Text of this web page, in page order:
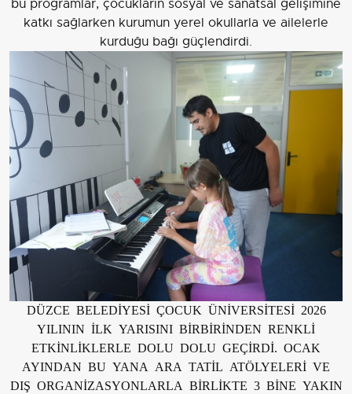
bu programlar, çocukların sosyal ve sanatsal gelişimine
katkı sağlarken kurumun yerel okullarla ve ailelerle
kurduğu bağı güçlendirdi.
DÜZCE BELEDİYESİ ÇOCUK ÜNİVERSİTESİ 2026
YILININ İLK YARISINI BİRBİRİNDEN RENKLİ
ETKİNLİKLERLE DOLU DOLU GEÇİRDİ. OCAK
AYINDAN BU YANA ARA TATİL ATÖLYELERİ VE
DIŞ ORGANİZASYONLARLA BİRLİKTE 3 BİNE YAKIN